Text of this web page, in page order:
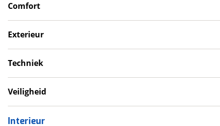
Comfort
Douche
Verwarmde leefruimte
Exterieur
Fietsendrager
Schotel
Techniek
Schoonwatertank
Veiligheid
Interieur